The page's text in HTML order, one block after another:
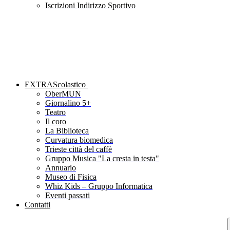
Iscrizioni Indirizzo Sportivo
EXTRAScolastico
OberMUN
Giornalino 5+
Teatro
Il coro
La Biblioteca
Curvatura biomedica
Trieste città del caffè
Gruppo Musica "La cresta in testa"
Annuario
Museo di Fisica
Whiz Kids – Gruppo Informatica
Eventi passati
Contatti